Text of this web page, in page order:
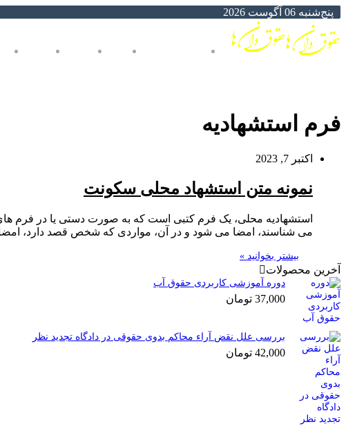
پنج‌شنبه 06 آگوست 2026
خانه حقوق دان ها پرداخت سبد خرید فروشگاه
فرم استشهادیه
اکتبر 7, 2023
نمونه متن استشهاد محلی سکونت
استشهادیه محلی، یک فرم کتبی است که به صورت دستی یا در فرم
می شناسند، امضا می شود و در آن، مواردی که شخص قصد دارد، امضا
بیشتر بخوانید »
آخرین محصولات
دوره آموزشی کاربردی حقوق آب
37,000 تومان
بررسی علل نقض آراء محاکم بدوی حقوقی در دادگاه تجدید نظر
42,000 تومان